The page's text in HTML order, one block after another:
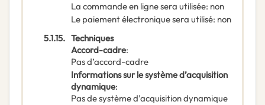
La commande en ligne sera utilisée: non
Le paiement électronique sera utilisé: non
5.1.15. Techniques
Accord-cadre:
Pas d’accord-cadre
Informations sur le système d’acquisition
dynamique:
Pas de système d’acquisition dynamique